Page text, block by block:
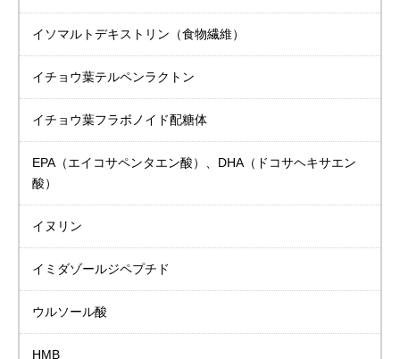
イソマルトデキストリン （食物繊維）
イチョウ葉テルペンラクトン
イチョウ葉フラボノイド配糖体
EPA（エイコサペンタエン酸）、DHA（ドコサヘキサエン
酸）
イヌリン
イミダゾールジペプチド
ウルソール酸
HMB